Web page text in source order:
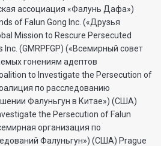
ассоциация «Фалунь Дафа»)
of Falun Gong Inc. («Друзья
Mission to Rescure Persecuted
Inc. (GMRPFGP) («Всемирный совет
гонениям адептов
to Investigate the Persecution of
по расследованию
Фалуньгун в Китае») (США)
the Persecution of Falun
организация по
Фалуньгун») (США) Prague